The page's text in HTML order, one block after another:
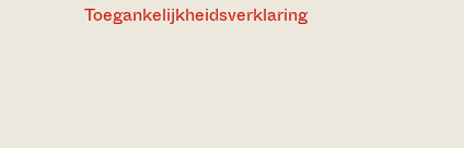
Toegankelijkheidsverklaring